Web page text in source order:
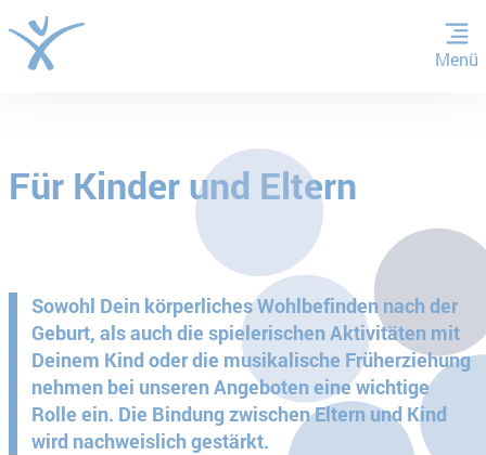
Menü
Für Kinder und Eltern
Sowohl Dein körperliches Wohlbefinden nach der
Geburt, als auch die spielerischen Aktivitäten mit
Deinem Kind oder die musikalische Früherziehung
nehmen bei unseren Angeboten eine wichtige
Rolle ein. Die Bindung zwischen Eltern und Kind
wird nachweislich gestärkt.